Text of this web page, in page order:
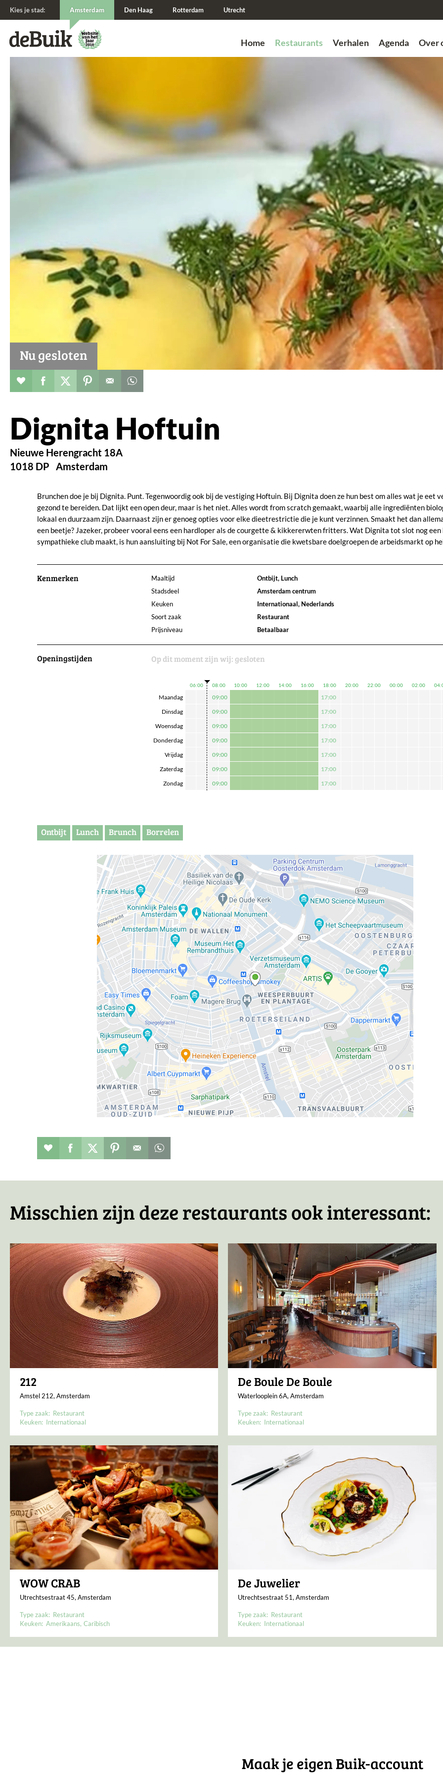
Nu gesloten
Restaurant toevoegen aan favorieten
Deel dit op facebook
Deel dit op twitter
Deel dit op pinterest
Dignita Hoftuin
Nieuwe Herengracht 18A
1018 DP Amsterdam
Brunchen doe je bij Dignita. Punt. Tegenwoordig ook bij de vestiging Hoftuin. Bij Dignita doen ze hun best om alles wat je eet
gezond te bereiden. Dat lijkt een open deur, maar is het niet. Alles wordt from scratch gemaakt, waarbij alle ingrediënten
lokaal en duurzaam zijn. Daarnaast zijn er genoeg opties voor elke dieetrestrictie die je kunt verzinnen. Smaakt het dan
een beetje? Jazeker, probeer vooral eens een hardloper als de courgette & kikkererwten fritters. Wat Dignita tot slot nog een
sympathieke club maakt, is hun aansluiting bij Not For Sale, een organisatie die kwetsbare doelgroepen de arbeidsmarkt op
Kenmerken Maaltijd
Ontbijt, Lunch
Stadsdeel
Amsterdam centrum
Keuken
Internationaal, Nederlands
Soort zaak
Restaurant
Prijsniveau
Betaalbaar
Openingstijden Op dit moment zijn wij: gesloten
06:00 08:00 10:00 12:00 14:00 16:00 18:00 20:00 22:00 00:00 02:00
Maandag 09:00
17:00
Dinsdag
09:00
17:00
Woensdag
09:00
17:00
Donderdag
09:00
17:00
Vrijdag
09:00
17:00
Zaterdag
09:00
17:00
Zondag
09:00 17:00
Ontbijt Lunch Brunch Borrelen
Restaurant toevoegen aan favorieten
Deel dit op facebook
Deel dit op twitter
Deel dit op pinterest
Misschien zijn deze restaurants ook interessant:
212
Amstel 212, Amsterdam
Type zaak: Restaurant
Keuken: Internationaal
De Boule De Boule
Waterlooplein 6A, Amsterdam
Type zaak: Restaurant
Keuken: Internationaal
WOW CRAB
Utrechtsestraat 45, Amsterdam
Type zaak: Restaurant
Keuken: Amerikaans Caribisch
De Juwelier
Utrechtsestraat 51, Amsterdam
Type zaak: Restaurant
Keuken: Internationaal
Maak je eigen Buik-account
Kies je stad: Amsterdam Den Haag Rotterdam Utrecht
De Buik van {city: city}
De Buik
Home Restaurants Verhalen Agenda Over
Zoek